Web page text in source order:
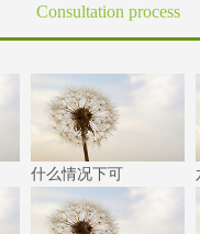
Consultation process
什么情况下可